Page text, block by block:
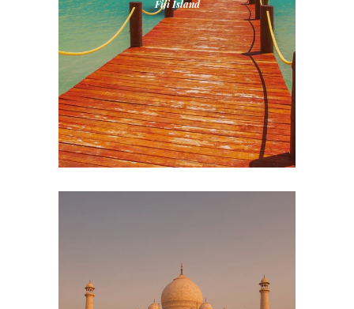
Fiji Island